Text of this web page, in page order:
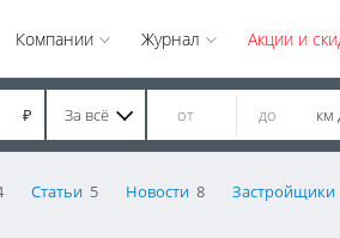
Компании Журнал Акции и
₽ За всё км
Статьи 5 Новости 8 Застройщики